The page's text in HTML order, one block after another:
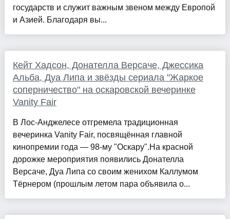
государств и служит важным звеном между Европой
и Азией. Благодаря вы...
Кейт Хадсон, Донателла Версаче, Джессика
Альба, Дуа Липа и звёзды сериала "Жаркое
соперничество" на оскаровской вечеринке
Vanity Fair
В Лос-Анджелесе отгремела традиционная
вечеринка Vanity Fair, посвящённая главной
кинопремии года — 98-му "Оскару".На красной
дорожке мероприятия появились Донателла
Версаче, Дуа Липа со своим женихом Каллумом
Тёрнером (прошлым летом пара объявила о...